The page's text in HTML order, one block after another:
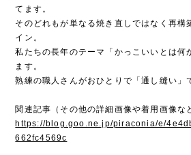
てます。
そのどれもが単なる焼き直しではなく再構
イン。
私たちの長年のテーマ「かっこいいとは何
ます。
熟練の職人さんがおひとりで「通し縫い」
関連記事（その他の詳細画像や着用画像な
https://blog.goo.ne.jp/piraconia/e/
662fc4569c